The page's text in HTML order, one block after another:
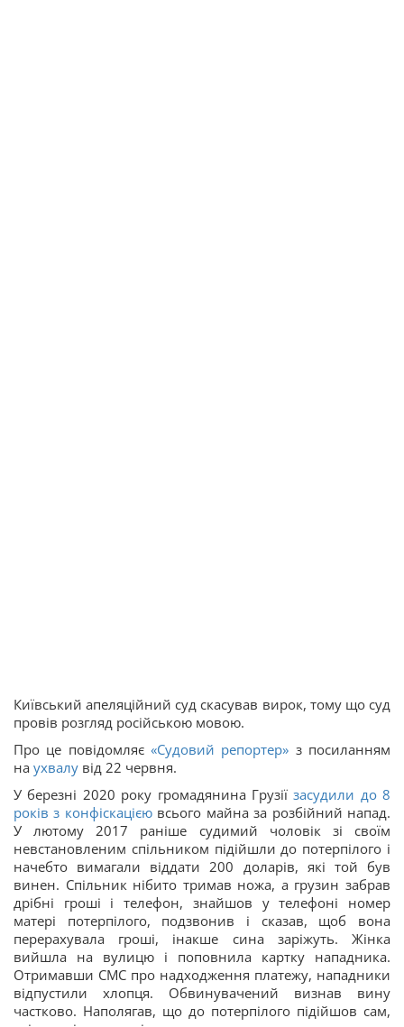
Київський апеляційний суд скасував вирок, тому що суд
провів розгляд російською мовою.
Про це повідомляє «Судовий репортер» з посиланням
на ухвалу від 22 червня.
У березні 2020 року громадянина Грузіїзасудили до 8
років з конфіскацієювсього майна за розбійний напад.
У лютому 2017 раніше судимий чоловік зі своїм
невстановленим спільником підійшли до потерпілого і
начебто вимагали віддати 200 доларів, які той був
винен. Спільник нібито тримав ножа, а грузин забрав
дрібні гроші і телефон, знайшов у телефоні номер
матері потерпілого, подзвонив і сказав, щоб вона
перерахувала гроші, інакше сина заріжуть. Жінка
вийшла на вулицю і поповнила картку нападника.
Отримавши СМС про надходження платежу, нападники
відпустили хлопця. Обвинувачений визнав вину
частково. Наполягав, що до потерпілого підійшов сам,